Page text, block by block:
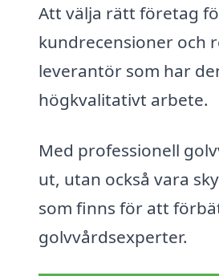
Att välja rätt företag
kundrecensioner och
leverantör som har
högkvalitativt arbete.
Med professionell
ut, utan också vara
som finns för att
golvvårdsexperter.